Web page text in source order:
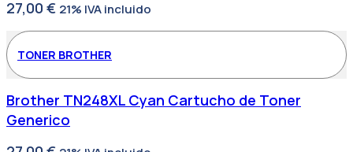
27,00 € 21% IVA incluido
TONER BROTHER
Brother TN248XL Cyan Cartucho de Toner
Generico